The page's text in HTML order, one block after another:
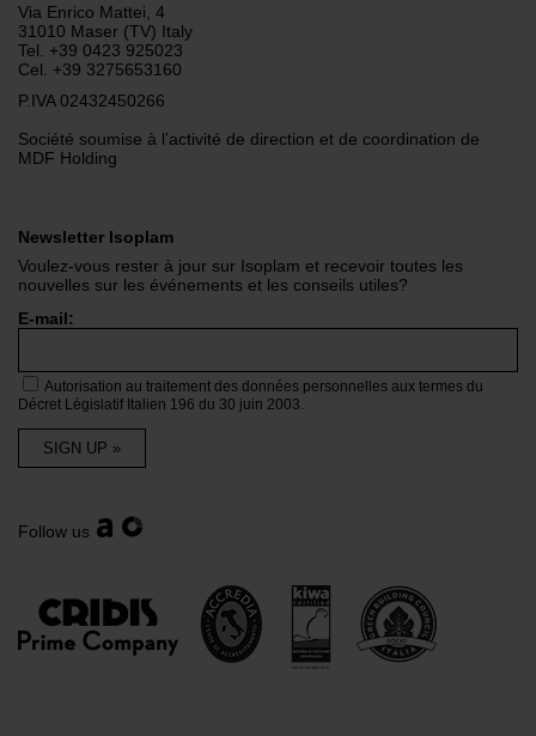
Via Enrico Mattei, 4
31010 Maser (TV) Italy
Tel. +39 0423 925023
Cel. +39 3275653160
P.IVA 02432450266
Société soumise à l’activité de direction et de coordination de
MDF Holding
Newsletter Isoplam
Voulez-vous rester à jour sur Isoplam et recevoir toutes les
nouvelles sur les événements et les conseils utiles?
E-mail:
Autorisation au traitement des données personnelles aux termes du
Décret Législatif Italien 196 du 30 juin 2003.
SIGN UP »
Follow us